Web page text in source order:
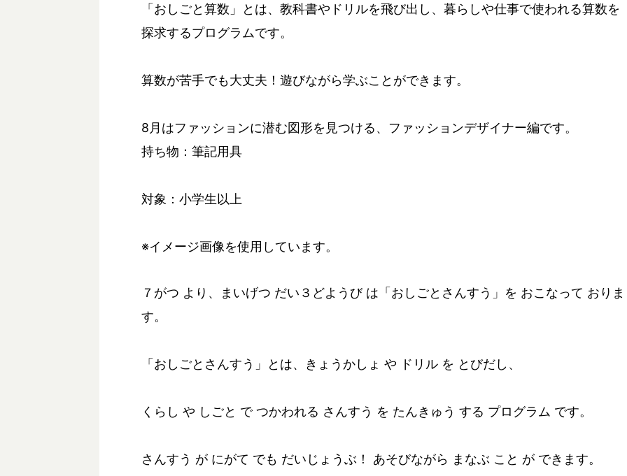
「おしごと算数」とは、教科書やドリルを飛び出し、暮らしや仕事で使われる算数を
探求するプログラムです。
算数が苦手でも大丈夫！遊びながら学ぶことができます。
8月はファッションに潜む図形を見つける、ファッションデザイナー編です。
持ち物：筆記用具
対象：小学生以上
※イメージ画像を使用しています。
７がつ より、まいげつ だい３どようび は「おしごとさんすう」を おこなって おりま
す。
「おしごとさんすう」とは、きょうかしょ や ドリル を とびだし、
くらし や しごと で つかわれる さんすう を たんきゅう する プログラム です。
さんすう が にがて でも だいじょうぶ！ あそびながら まなぶ こと が できます。